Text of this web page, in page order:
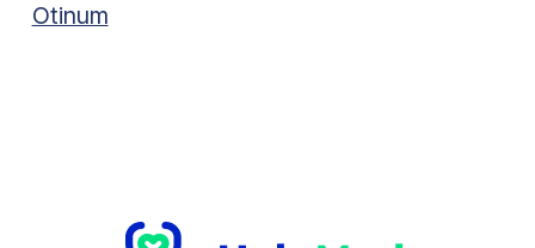
Otinum